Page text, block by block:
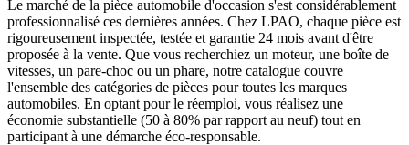
Le marché de la pièce automobile d'occasion s'est considérablement
professionnalisé ces dernières années. Chez LPAO, chaque pièce est
rigoureusement inspectée, testée et garantie 24 mois avant d'être
proposée à la vente. Que vous recherchiez un moteur, une boîte de
vitesses, un pare-choc ou un phare, notre catalogue couvre
l'ensemble des catégories de pièces pour toutes les marques
automobiles. En optant pour le réemploi, vous réalisez une
économie substantielle (50 à 80% par rapport au neuf) tout en
participant à une démarche éco-responsable.